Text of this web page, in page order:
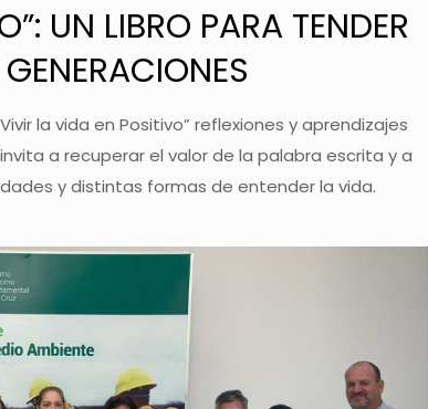
UN LIBRO PARA TENDER
la vida en Positivo” reflexiones y aprendizajes
a recuperar el valor de la palabra escrita y a
y distintas formas de entender la vida.